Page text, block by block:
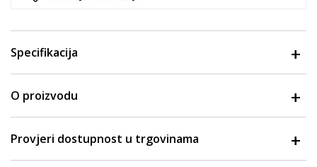
Specifikacija
O proizvodu
Provjeri dostupnost u trgovinama